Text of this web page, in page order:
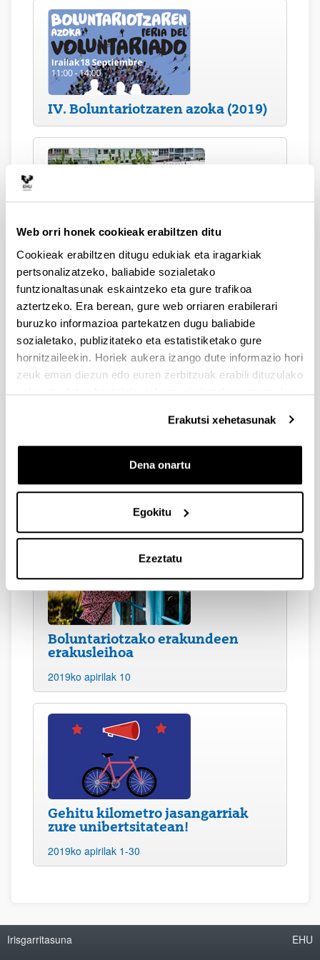
Web orri honek cookieak erabiltzen ditu
Cookieak erabiltzen ditugu edukiak eta iragarkiak
pertsonalizatzeko, baliabide sozialetako
funtzionaltasunak eskaintzeko eta gure trafikoa
aztertzeko. Era berean, gure web orriaren erabilerari
buruzko informazioa partekatzen dugu baliabide
sozialetako, publizitateko eta estatistiketako gure
hornitzaileekin. Horiek aukera izango dute informazio hori
zeuk eman diezun edo euren zerbitzuak erabili dituzulako
eskuratu duten bestelako informazio batekin uztartzeko.
Erakutsi xehetasunak
Dena onartu
Egokitu
Ezeztatu
IV. Boluntariotzaren azoka (2019)
UPV/EHUko ingurumen-aztarna
eta aztarna soziala: nola murriztu
gure inpaktua?
2019ko urriak 9
Bizkaia Aretoa (Bilbo)
Campus Bizia Lab Jardunaldiak
2018ko ekainak 14 eta 15
Boluntariotzako erakundeen
erakusleihoa
2019ko apirilak 10
Gehitu kilometro jasangarriak
zure unibertsitatean!
2019ko apirilak 1-30
Irisgarritasuna EHU